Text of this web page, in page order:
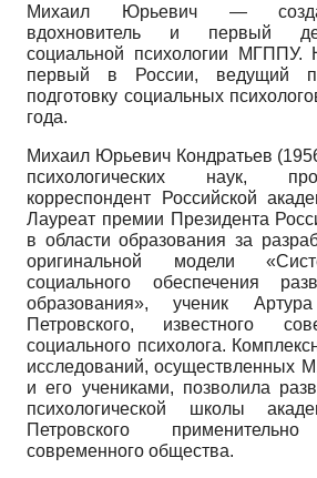
Михаил Юрьевич —
вдохновитель и первый
социальной психологии
первый в России, ведущий
подготовку социальных
года.
Михаил Юрьевич Кондратьев
психологических наук,
корреспондент Российской
Лауреат премии Президента
в области образования за
оригинальной модели
социального обеспечения
образования», ученик
Петровского, известного
социального психолога.
исследований, осуществленных
и его учениками, позволила
психологической школы
Петровского
современного общества.